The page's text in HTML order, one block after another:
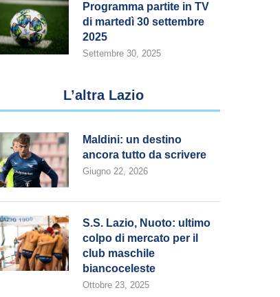
Programma partite in TV
di martedì 30 settembre
2025
Settembre 30, 2025
L’altra Lazio
Maldini: un destino
ancora tutto da scrivere
Giugno 22, 2026
S.S. Lazio, Nuoto: ultimo
colpo di mercato per il
club maschile
biancoceleste
Ottobre 23, 2025